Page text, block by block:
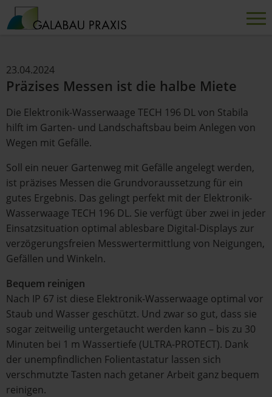
23.04.2024
Präzises Messen ist die halbe Miete
Die Elektronik-Wasserwaage TECH 196 DL von Stabila
hilft im Garten- und Landschaftsbau beim Anlegen von
Wegen mit Gefälle.
Soll ein neuer Gartenweg mit Gefälle angelegt werden,
ist präzises Messen die Grundvoraussetzung für ein
gutes Ergebnis. Das gelingt perfekt mit der Elektronik-
Wasserwaage TECH 196 DL. Sie verfügt über zwei in jeder
Einsatzsituation optimal ablesbare Digital-Displays zur
verzögerungsfreien Messwertermittlung von Neigungen,
Gefällen und Winkeln.
Bequem reinigen
Nach IP 67 ist diese Elektronik-Wasserwaage optimal vor
Staub und Wasser geschützt. Und zwar so gut, dass sie
sogar zeitweilig untergetaucht werden kann – bis zu 30
Minuten bei 1 m Wassertiefe (ULTRA-PROTECT). Dank
der unempfindlichen Folientastatur lassen sich
verschmutzte Tasten nach getaner Arbeit ganz bequem
reinigen.